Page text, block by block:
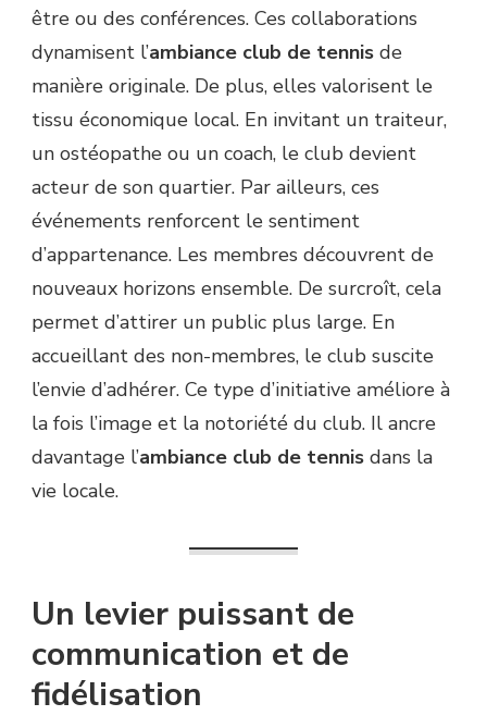
être ou des conférences. Ces collaborations
dynamisent l’ambiance club de tennis de
manière originale. De plus, elles valorisent le
tissu économique local. En invitant un traiteur,
un ostéopathe ou un coach, le club devient
acteur de son quartier. Par ailleurs, ces
événements renforcent le sentiment
d’appartenance. Les membres découvrent de
nouveaux horizons ensemble. De surcroît, cela
permet d’attirer un public plus large. En
accueillant des non-membres, le club suscite
l’envie d’adhérer. Ce type d’initiative améliore à
la fois l’image et la notoriété du club. Il ancre
davantage l’ambiance club de tennis dans la
vie locale.
Un levier puissant de
communication et de
fidélisation